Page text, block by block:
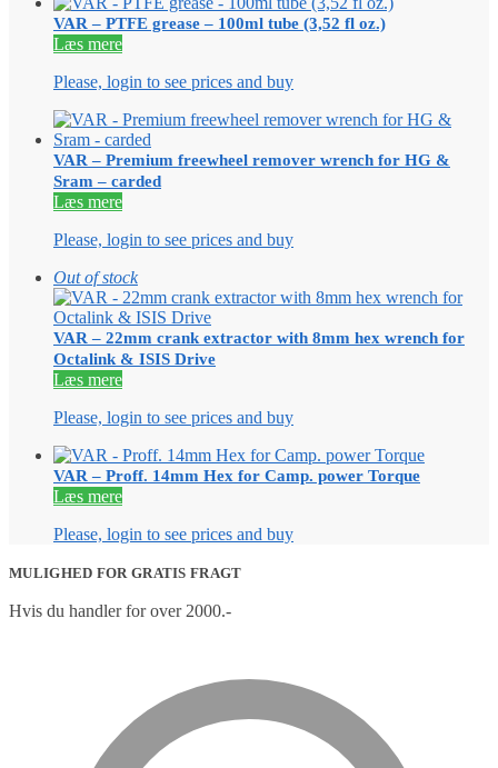
VAR – PTFE grease – 100ml tube (3,52 fl oz.)
Læs mere
Please, login to see prices and buy
VAR – Premium freewheel remover wrench for HG &
Sram – carded
Læs mere
Please, login to see prices and buy
Out of stock
VAR – 22mm crank extractor with 8mm hex wrench for
Octalink & ISIS Drive
Læs mere
Please, login to see prices and buy
VAR – Proff. 14mm Hex for Camp. power Torque
Læs mere
Please, login to see prices and buy
MULIGHED FOR GRATIS FRAGT
Hvis du handler for over 2000.-